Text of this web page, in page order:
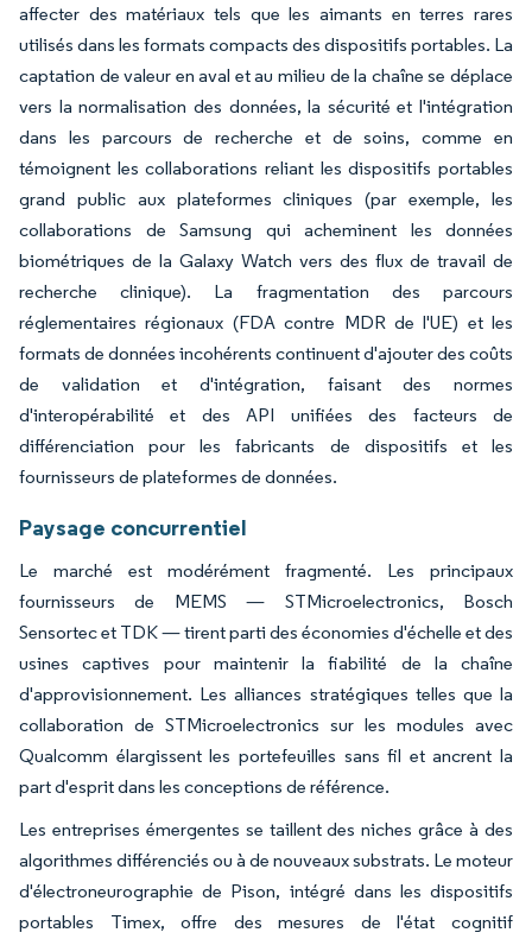
affecter des matériaux tels que les aimants en terres rares
utilisés dans les formats compacts des dispositifs portables. La
captation de valeur en aval et au milieu de la chaîne se déplace
vers la normalisation des données, la sécurité et l'intégration
dans les parcours de recherche et de soins, comme en
témoignent les collaborations reliant les dispositifs portables
grand public aux plateformes cliniques (par exemple, les
collaborations de Samsung qui acheminent les données
biométriques de la Galaxy Watch vers des flux de travail de
recherche clinique). La fragmentation des parcours
réglementaires régionaux (FDA contre MDR de l'UE) et les
formats de données incohérents continuent d'ajouter des coûts
de validation et d'intégration, faisant des normes
d'interopérabilité et des API unifiées des facteurs de
différenciation pour les fabricants de dispositifs et les
fournisseurs de plateformes de données.
Paysage concurrentiel
Le marché est modérément fragmenté. Les principaux
fournisseurs de MEMS — STMicroelectronics, Bosch
Sensortec et TDK — tirent parti des économies d'échelle et des
usines captives pour maintenir la fiabilité de la chaîne
d'approvisionnement. Les alliances stratégiques telles que la
collaboration de STMicroelectronics sur les modules avec
Qualcomm élargissent les portefeuilles sans fil et ancrent la
part d'esprit dans les conceptions de référence.
Les entreprises émergentes se taillent des niches grâce à des
algorithmes différenciés ou à de nouveaux substrats. Le moteur
d'électroneurographie de Pison, intégré dans les dispositifs
portables Timex, offre des mesures de l'état cognitif